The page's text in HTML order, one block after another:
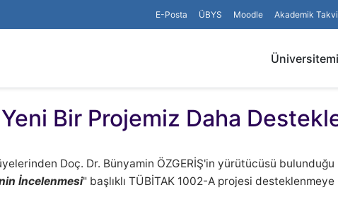
E-Posta ÜBYS Moodle Akademik
Bir Projemiz Daha
Doç. Dr. Bünyamin ÖZGERİŞ'in yürütücüsü bulunduğu
İncelenmesi" başlıklı TÜBİTAK 1002-A projesi desteklenmeye